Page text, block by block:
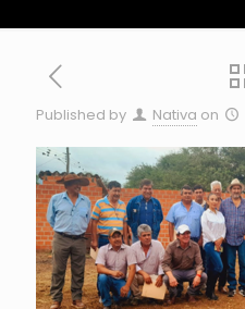
Published by Nativa on